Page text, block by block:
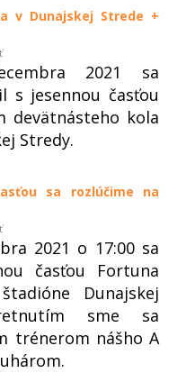
v Dunajskej Strede +
2021 sa
s jesennou časťou
devätnásteho kola
Stredy.
sa rozlúčime na
2021 o 17:00 sa
časťou Fortuna
Dunajskej
sme sa
trénerom nášho A